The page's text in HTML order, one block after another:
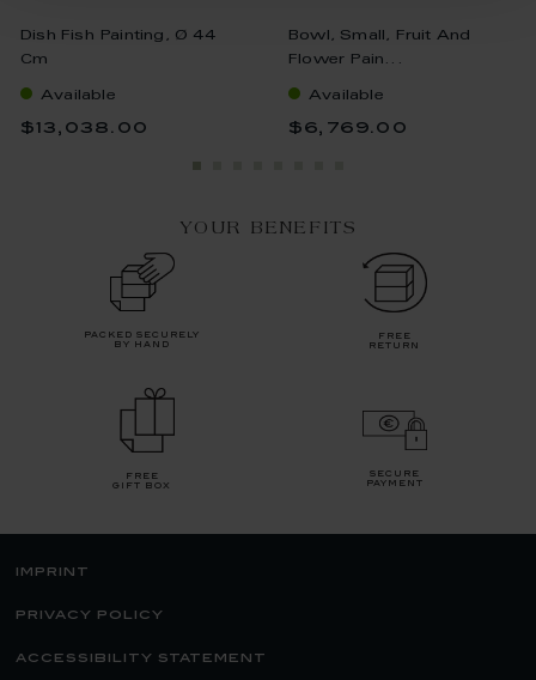
Dish Fish Painting, Ø 44
Cm
Available
$13,038.00
Bowl, Small, Fruit And
Flower Pain...
Available
$6,769.00
YOUR BENEFITS
packed securely
by hand
free
return
free
gift box
secure
payment
imprint
privacy policy
accessibility statement